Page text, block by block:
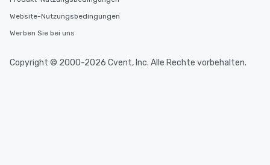
Website-Nutzungsbedingungen
Werben Sie bei uns
Copyright © 2000-2026 Cvent, Inc. Alle Rechte vorbehalten.